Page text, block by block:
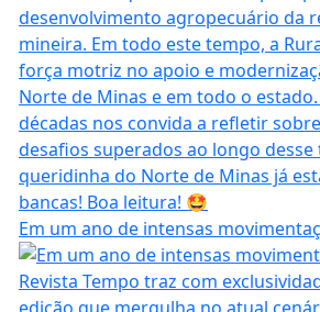
Em um ano de intensas